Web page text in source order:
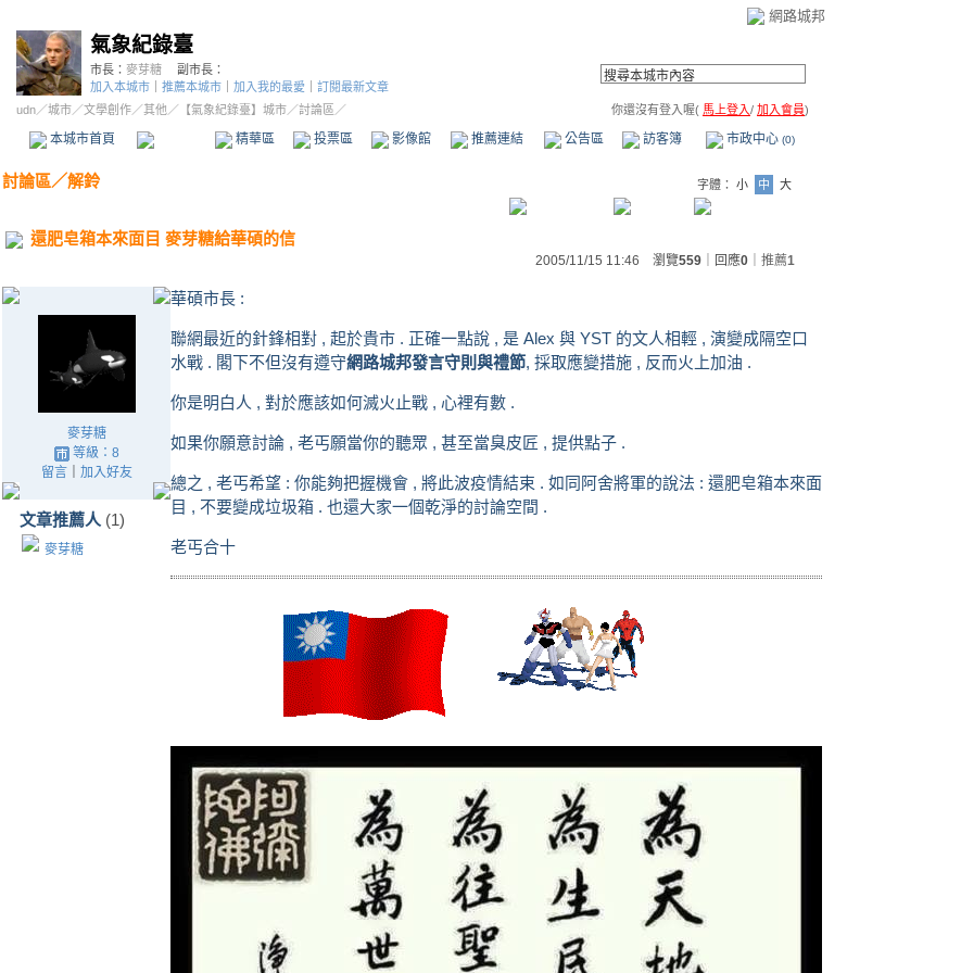
網路城邦
氣象紀錄臺
市長： 麥芽糖
副市長：
加入本城市
推薦本城市 加入我的最愛
訂閱最新文章
udn／城市／文學創作／其他 ／ 【氣象紀錄臺】城市／討論區／ 你還沒有登入喔( 馬上登入/ 加入會員)
本城市首頁 精華區 投票區 影像館 推薦連結 公告區 訪客簿 市政中心 (0)
討論區／解鈴 字體： 小 中 大
還肥皂箱本來面目 麥芽糖給華碩的信
2005/11/15 11:46 瀏覽559 ｜回應0 推薦1
麥芽糖
等級：8
留言｜ 加入好友
文章推薦人 (1)
麥芽糖
華碩市長 :
聯網最近的針鋒相對 , 起於貴市 . 正確一點說 , 是 Alex 與 YST 的文人相輕 , 演變成隔空口
水戰 . 閣下不但沒有遵守網路城邦發言守則與禮節, 採取應變措施 , 反而火上加油 .
你是明白人 , 對於應該如何滅火止戰 , 心裡有數 .
如果你願意討論 , 老丐願當你的聽眾 , 甚至當臭皮匠 , 提供點子 .
總之 , 老丐希望 : 你能夠把握機會 , 將此波疫情結束 . 如同阿舍將軍的說法 : 還肥皂箱本來面
目 , 不要變成垃圾箱 . 也還大家一個乾淨的討論空間 .
老丐合十